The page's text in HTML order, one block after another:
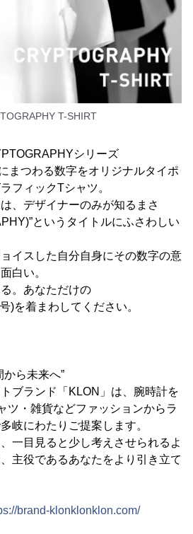
T-SHIRT
シリーズ
まつわる数字をオリジナルタイポ
フィックTシャツ。
、デザイナーのみが知るまさ
というタイトルにふさわしい
イスした自分自身にその数字の意
白い。
。あなただけの
)を着まわしてください。
から未来へ”
ブランド「KLON」は、腕時計を
ツ・雑貨などファッションからラ
岐にわたりご提案します。
一目見ると少し考えさせられるよ
主役であるあなたをより引き立て
brand-klonklonklon.com/